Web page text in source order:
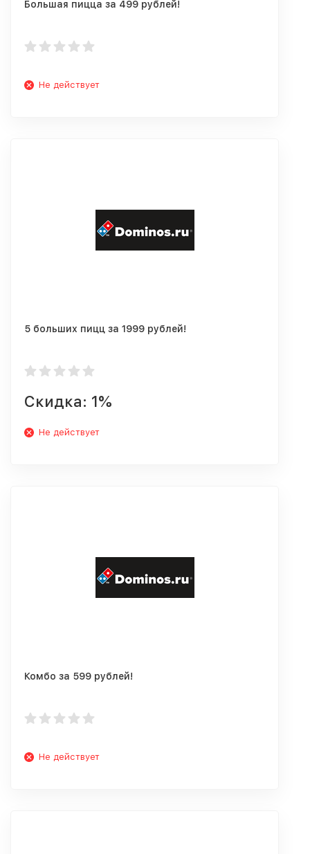
Большая пицца за 499 рублей!
Не действует
5 больших пицц за 1999 рублей!
Скидка: 1%
Не действует
Комбо за 599 рублей!
Не действует